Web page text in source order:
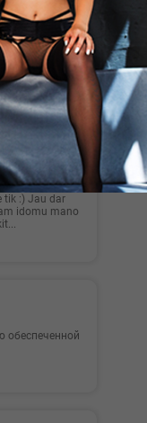
su
porą. Domi...
idomu mano